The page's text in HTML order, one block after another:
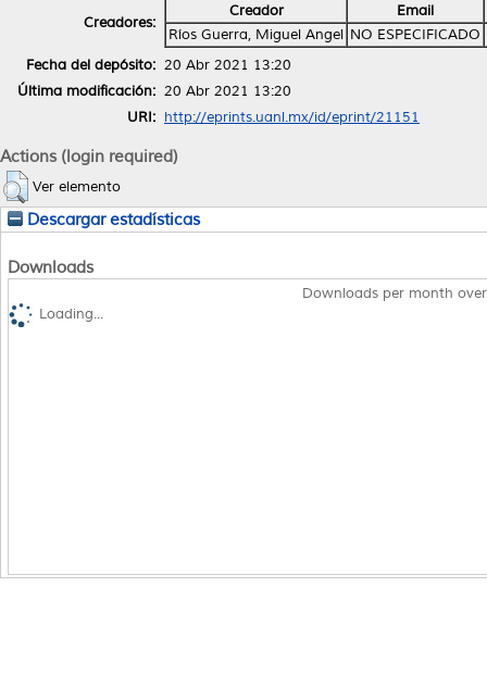
Creadores:
Creador
Email
Ríos Guerra, Miguel Angel NO ESPECIFICADO
Fecha del depósito: 20 Abr 2021 13:20
Última modificación: 20 Abr 2021 13:20
URI: http://eprints.uanl.mx/id/eprint/21151
Actions (login required)
Ver elemento
Descargar estadísticas
Downloads
Downloads per month
Loading...